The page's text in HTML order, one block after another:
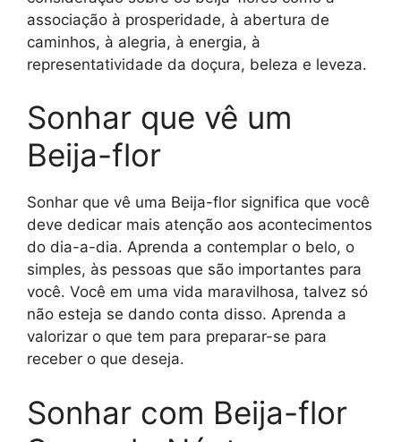
associação à prosperidade, à abertura de
caminhos, à alegria, à energia, à
representatividade da doçura, beleza e leveza.
Sonhar que vê um
Beija-flor
Sonhar que vê uma Beija-flor significa que você
deve dedicar mais atenção aos acontecimentos
do dia-a-dia. Aprenda a contemplar o belo, o
simples, às pessoas que são importantes para
você. Você em uma vida maravilhosa, talvez só
não esteja se dando conta disso. Aprenda a
valorizar o que tem para preparar-se para
receber o que deseja.
Sonhar com Beija-flor